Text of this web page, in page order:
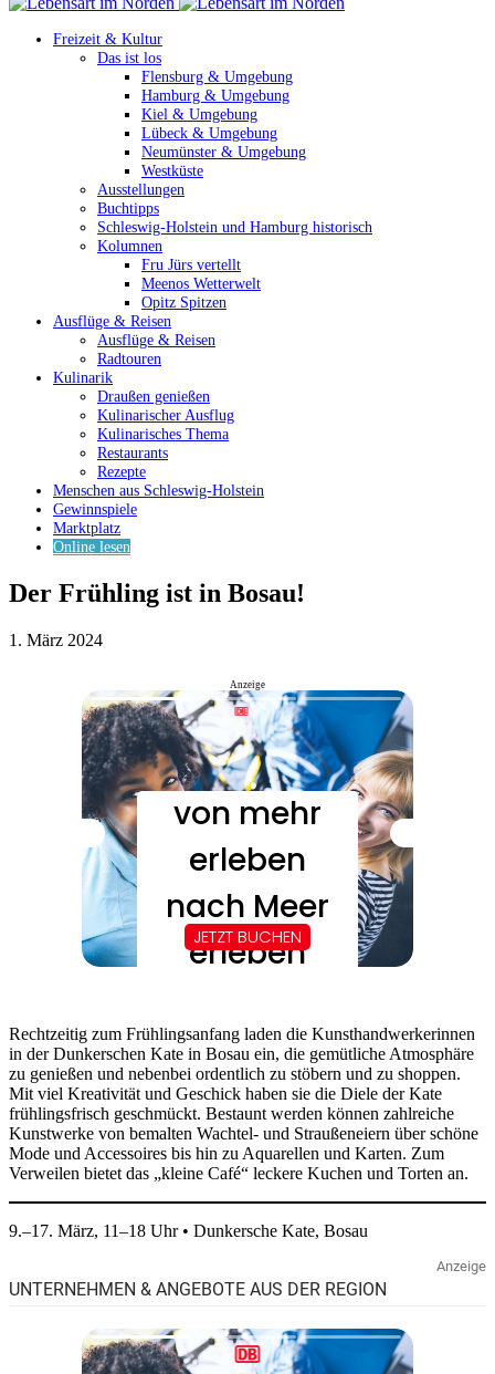
Freizeit & Kultur
Das ist los
Flensburg & Umgebung
Hamburg & Umgebung
Kiel & Umgebung
Lübeck & Umgebung
Neumünster & Umgebung
Westküste
Ausstellungen
Buchtipps
Schleswig-Holstein und Hamburg historisch
Kolumnen
Fru Jürs vertellt
Meenos Wetterwelt
Opitz Spitzen
Ausflüge & Reisen
Ausflüge & Reisen
Radtouren
Kulinarik
Draußen genießen
Kulinarischer Ausflug
Kulinarisches Thema
Restaurants
Rezepte
Menschen aus Schleswig-Holstein
Gewinnspiele
Marktplatz
Online lesen
Der Frühling ist in Bosau!
1. März 2024
Anzeige
Rechtzeitig zum Frühlingsanfang laden die Kunsthandwerkerinnen
in der Dunkerschen Kate in Bosau ein, die gemütliche Atmosphäre
zu genießen und nebenbei ordentlich zu stöbern und zu shoppen.
Mit viel Kreativität und Geschick haben sie die Diele der Kate
frühlingsfrisch geschmückt. Bestaunt werden können zahlreiche
Kunstwerke von bemalten Wachtel- und Straußeneiern über schöne
Mode und Accessoires bis hin zu Aquarellen und Karten. Zum
Verweilen bietet das „kleine Café“ leckere Kuchen und Torten an.
9.–17. März, 11–18 Uhr • Dunkersche Kate, Bosau